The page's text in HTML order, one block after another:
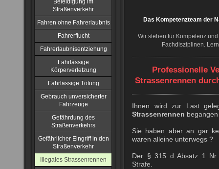
Beleidigung im
Straßenverkehr
Fahren ohne Fahrerlaubnis
Fahrerflucht
Fahrerlaubnisentziehung
Fahrlässige
Körperverletzung
Fahrlässige Tötung
Gebrauch unversicherter
Fahrzeuge
Gefährdung des
Straßenverkehrs
Gefährlicher Eingriff in den
Straßenverkehr
Illegales Strassenrennen
Das Kompetenzteam der
Wir stehen für Kompetenz
Fachdisziplinen.
Professionelle
Strassenrennen
Ihnen wird zur Last
Strassenrennen
Sie haben aber an gar
waren alleine unterwegs ?
Der § 315 d Absatz 1
Strafe.